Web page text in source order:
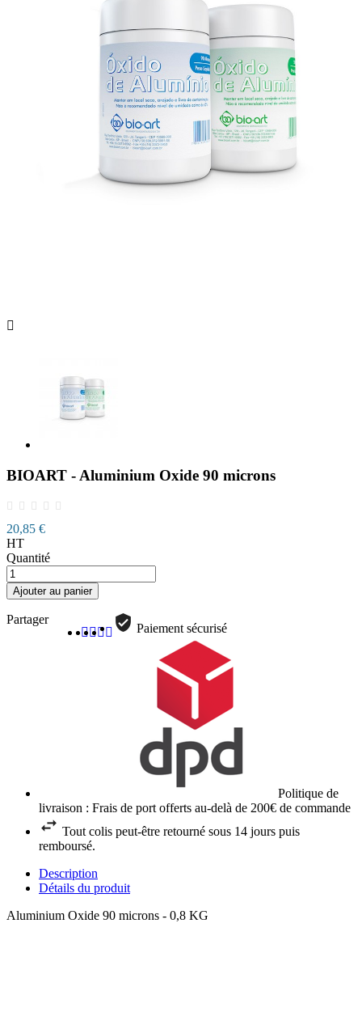

BIOART - Aluminium Oxide 90 microns
20,85 €
HT
Quantité
Ajouter au panier
Partager
Paiement sécurisé
Politique de
livraison : Frais de port offerts au-delà de 200€ de commande
Tout colis peut-être retourné sous 14 jours puis
remboursé.
Description
Détails du produit
Aluminium Oxide 90 microns - 0,8 KG